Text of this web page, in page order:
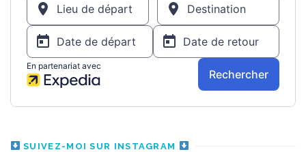
SUIVEZ-MOI SUR INSTAGRAM